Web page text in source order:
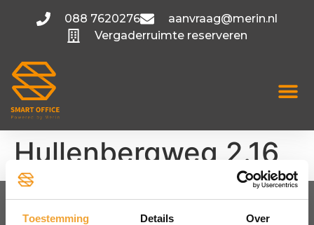
Toestemming Details Over
088 7620276
aanvraag@merin.nl
Vergaderruimte reserveren
Hullenbergweg 2.16